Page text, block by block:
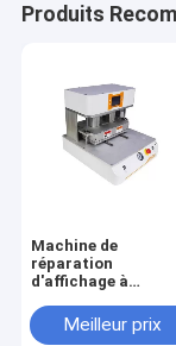
Produits
Machine de
réparation
d'affichage à
30 tranches/heure,
machine en verre
Meilleur prix